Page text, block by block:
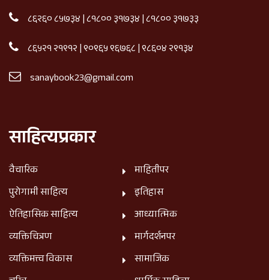
८६२६० ८५७३४|८१८०० ३१७३४|८१८०० ३१७३३
८६५२१ २१९१२|९०९६५ ९६७६८|९८६०४ २९१३४
sanaybook23@gmail.com
साहित्यप्रकार
वैचारिक
पुरोगामी साहित्य
ऐतिहासिक साहित्य
व्यक्तिचित्रण
व्यक्तिमत्त्व विकास
माहितीपर
इतिहास
आध्यात्मिक
मार्गदर्शनपर
सामाजिक